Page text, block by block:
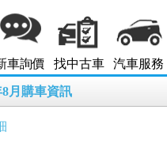
車詢價 找中古車 汽車服務
8月購車資訊